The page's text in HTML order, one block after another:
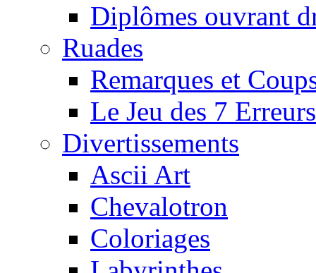
Diplômes ouvrant
Ruades
Remarques et
Le Jeu des 7 Erreurs
Divertissements
Ascii Art
Chevalotron
Coloriages